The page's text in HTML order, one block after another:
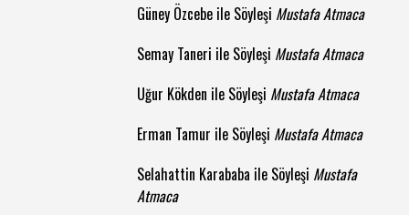
Güney Özcebe ile Söyleşi Mustafa Atmaca
Semay Taneri ile Söyleşi Mustafa Atmaca
Uğur Kökden ile Söyleşi Mustafa Atmaca
Erman Tamur ile Söyleşi Mustafa Atmaca
Selahattin Karababa ile Söyleşi Mustafa
Atmaca